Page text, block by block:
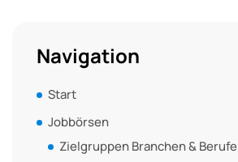
Navigation
Start
Jobbörsen
Zielgruppen Branchen & Berufe